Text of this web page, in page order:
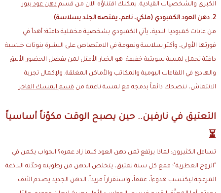
الكبرى والشخصيات القيادية. يمكنك اقتناؤه الآن من قسم دهن عود بيور .
2. دهن العود الكمبودي (ملكي، ناعم، يمتصه الجلد بسلاسة)
من غابات كمبوديا الندية، يأتي الكمبودي بشخصية مخملية دافئة؛ أهدأ في
فورتها الأولى، وأكثر سلاسة ونعومة في الامتصاص على البشرة بنوتات خشبية
دافئة تحمل لمسة سويتية خفيفة. هو الخيار الأمثل لمن يفضل الحضور الأنيق
والهادئ في اللقاءات اليومية والمكاتب والأماكن المغلقة. ولإكمال تجربة
الانتعاش، ننصحك دائماً بدمجه مع لمسة ناعمة من قسم المسك الفاخر .
التعتيق في نارفين.. حين يصبح الوقت مكوّناً أساسياً
⏳
تساءل الكثيرون: لماذا يرتفع ثمن دهن العود كلما زاد عمره؟ الجواب يكمن في
"الروح العطرية"؛ فمع كل سنة تعتيق، يتخلص الدهن من رطوبته وحدّته اللاذعة
المزعجة ليكتسب هدوءاً، عمقاً، واستقراراً فريداً. الدهن الجديد يصدم الأنف